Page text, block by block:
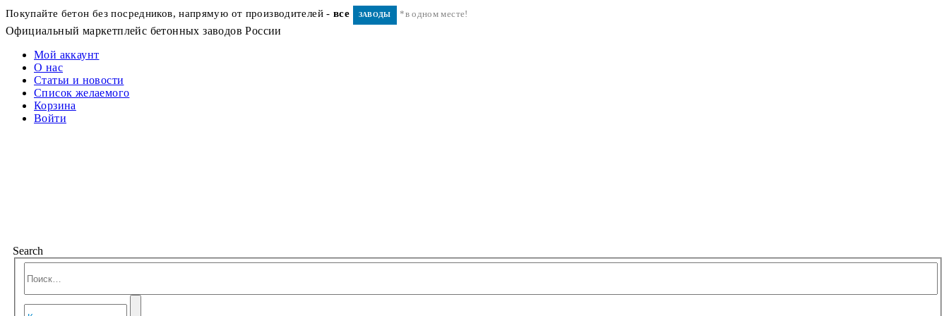
Покупайте бетон без посредников, напрямую от производителей -все ЗАВОДЫ *в одном месте!
Официальный маркетплейс бетонных заводов России
Мой аккаунт
О нас
Статьи и новости
Список желаемого
Корзина
Войти
Search